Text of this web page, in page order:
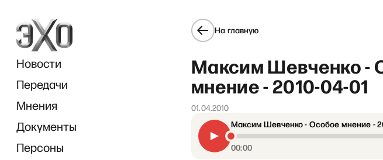
Новости
Передачи
Мнения
Документы
Персоны
На главную
Максим Шевченко -
мнение - 2010-04-01
01.04.2010
Максим Шевченко - Особое мнение -
00:00
«И грянул